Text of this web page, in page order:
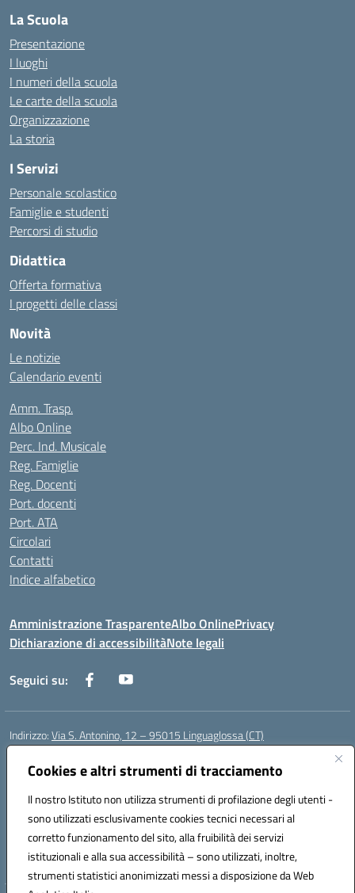
Cookies e altri strumenti di tracciamento
Il nostro Istituto non utilizza strumenti di profilazione degli utenti -
sono utilizzati esclusivamente cookies tecnici necessari al
corretto funzionamento del sito, alla fruibilità dei servizi
istituzionali e alla sua accessibilità – sono utilizzati, inoltre,
strumenti statistici anonimizzati messi a disposizione da Web
La Scuola
Presentazione
I luoghi
I numeri della scuola
Le carte della scuola
Organizzazione
La storia
I Servizi
Personale scolastico
Famiglie e studenti
Percorsi di studio
Didattica
Offerta formativa
I progetti delle classi
Novità
Le notizie
Calendario eventi
Amm. Trasp.
Albo Online
Perc. Ind. Musicale
Reg. Famiglie
Reg. Docenti
Port. docenti
Port. ATA
Circolari
Contatti
Indice alfabetico
Amministrazione TrasparenteAlbo OnlinePrivacy
Dichiarazione di accessibilitàNote legali
Seguici su:
Indirizzo:Via S. Antonino, 12 – 95015 Linguaglossa (CT)
Centralino:
Posta elettronica certificata (PEC):ctic83200r@pec.istruzione.it
Codice fiscale: 83002470876
Codice meccanografico:CTIC83200R
Codice Indice delle Pubbliche Amministrazioni (IPA): istsc_CTIC83200R
Codice unico di fatturazione (CUF): UF7TEB